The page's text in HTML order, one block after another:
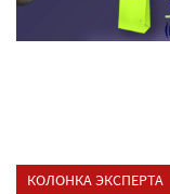
КОЛОНКА ЭКСПЕРТА